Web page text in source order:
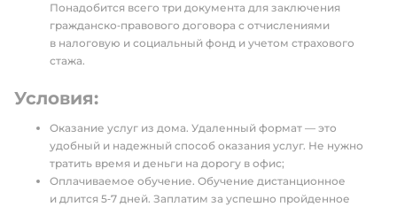
Понадобится всего три документа для заключения
гражданско‑правового договора с отчислениями
в налоговую и социальный фонд и учетом страхового
стажа.
Условия:
Оказание услуг из дома. Удаленный формат — это
удобный и надежный способ оказания услуг. Не нужно
тратить время и деньги на дорогу в офис;
Оплачиваемое обучение. Обучение дистанционное
и длится 5‑7 дней. Заплатим за успешно пройденное